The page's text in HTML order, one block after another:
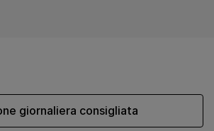
giornaliera consigliata